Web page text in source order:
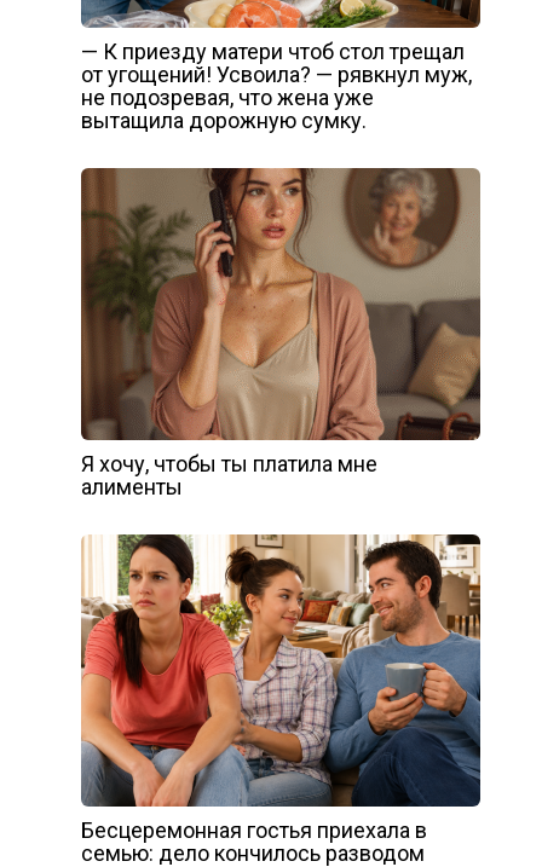
— К приезду матери чтоб стол трещал
от угощений! Усвоила? — рявкнул муж,
не подозревая, что жена уже
вытащила дорожную сумку.
Я хочу, чтобы ты платила мне
алименты
Бесцеремонная гостья приехала в
семью: дело кончилось разводом